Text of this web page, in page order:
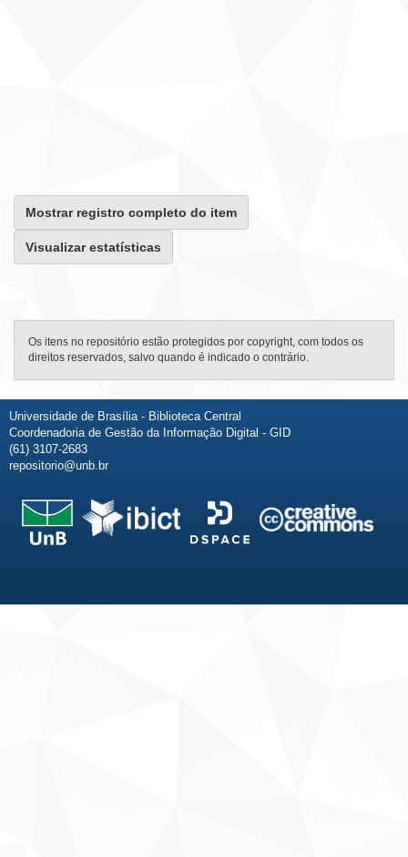
Mostrar registro completo do item
Visualizar estatísticas
Os itens no repositório estão protegidos por copyright, com todos os
direitos reservados, salvo quando é indicado o contrário.
Universidade de Brasília - Biblioteca Central
Coordenadoria de Gestão da Informação Digital - GID
(61) 3107-2683
repositorio@unb.br